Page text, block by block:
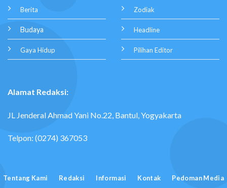
Berita
Budaya
Gaya Hidup
Zodiak
Headline
Pilihan Editor
Alamat Redaksi:
JL Jenderal Ahmad Yani No.22, Bantul, Yogyakarta
Telpon: (0274) 367053
Tentang Kami Redaksi Informasi Kontak Pedoman Media